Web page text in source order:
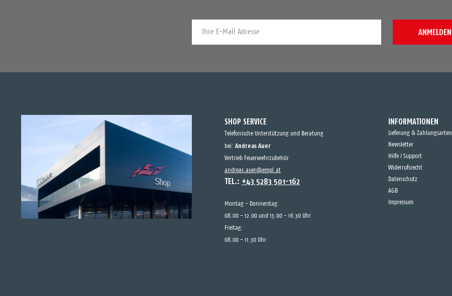
ANMELDEN
SHOP SERVICE
Telefonische Unterstützung und Beratung
bei: Andreas Auer
Vertrieb Feuerwehrzubehör
andreas.auer@empl.at
TEL.: +43 5283 501-162
Montag - Donnerstag:
08.00 - 12.00 und 13.00 - 16.30 Uhr
Freitag:
08.00 - 11.30 Uhr
INFORMATIONEN
Lieferung & Zahlungsarten
Newsletter
Hilfe / Support
Widerrufsrecht
Datenschutz
AGB
Impressum